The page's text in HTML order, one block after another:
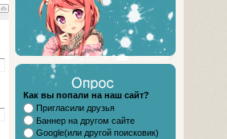
Как вы попали на наш сайт?
Пригласили друзья
Баннер на другом сайте
Google(или другой поисковик)